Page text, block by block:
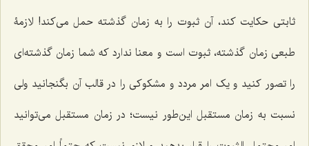
ثابتی حکایت کند، آن ثبوت را به زمان گذشته حمل می‌کند! لازمۀ
طبعی زمان گذشته، ثبوت است و معنا ندارد که شما زمان گذشته‌ای
را تصور کنید و یک امر مردد و مشکوکی را در قالب آن بگنجانید ولی
نسبت به زمان مستقبل این‌طور نیست؛ در زمان مستقبل می‌توانید